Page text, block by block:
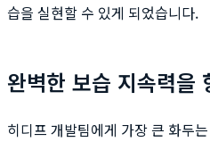
습을 실현할 수 있게 되었습니다.
완벽한 보습 지속력을
히디프 개발팀에게 가장 큰 화두